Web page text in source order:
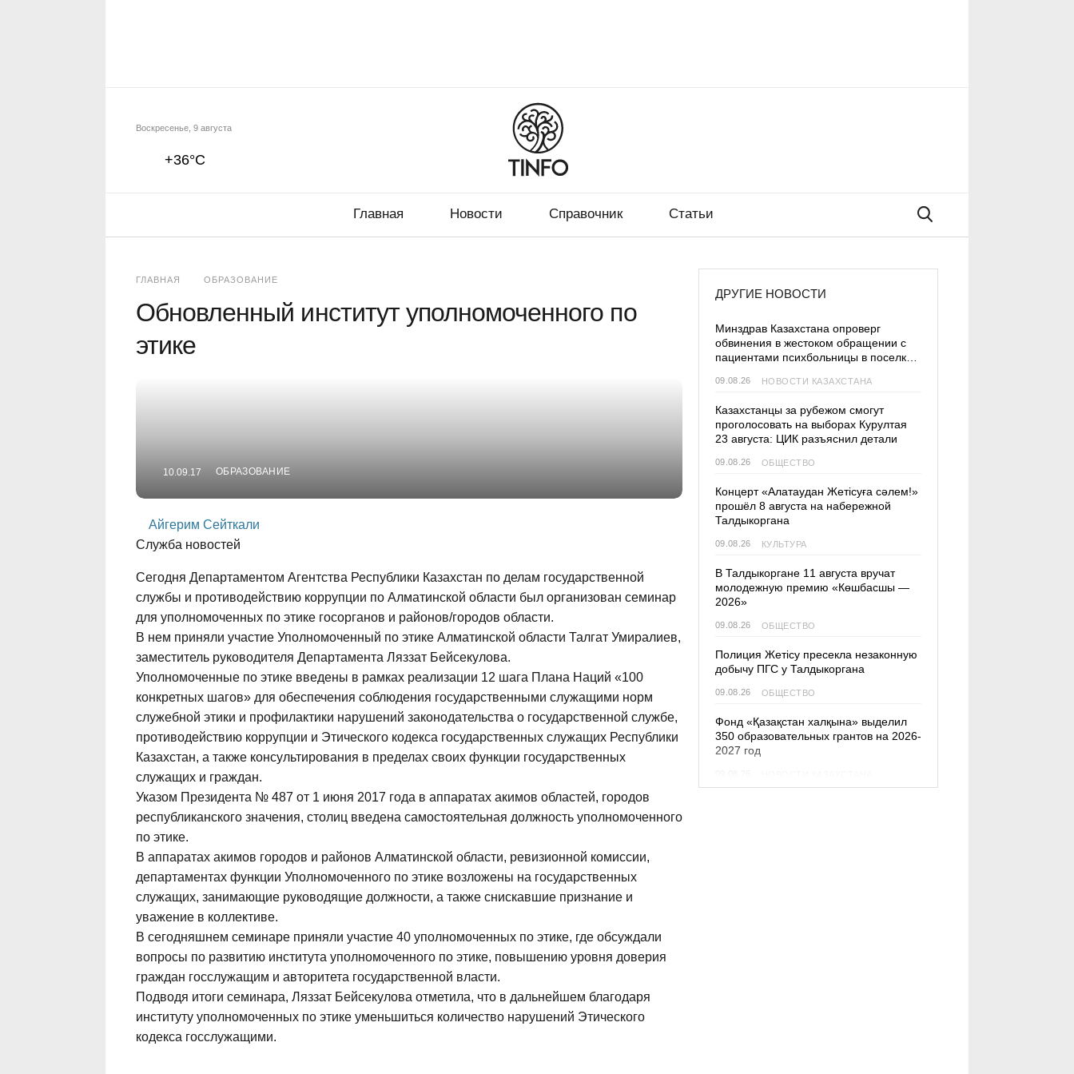
Главная Новости Справочник Статьи
+36°C
Воскресенье, 9 августа
ГЛАВНАЯ ОБРАЗОВАНИЕ
Обновленный институт уполномоченного по
этике
10.09.17 ОБРАЗОВАНИЕ
Айгерим Сейткали
Служба новостей
Сегодня Департаментом Агентства Республики Казахстан по делам государственной
службы и противодействию коррупции по Алматинской области был организован семинар
для уполномоченных по этике госорганов и районов/городов области.
В нем приняли участие Уполномоченный по этике Алматинской области Талгат Умиралиев,
заместитель руководителя Департамента Ляззат Бейсекулова.
Уполномоченные по этике введены в рамках реализации 12 шага Плана Наций «100
конкретных шагов» для обеспечения соблюдения государственными служащими норм
служебной этики и профилактики нарушений законодательства о государственной службе,
противодействию коррупции и Этического кодекса государственных служащих Республики
Казахстан, а также консультирования в пределах своих функции государственных
служащих и граждан.
Указом Президента № 487 от 1 июня 2017 года в аппаратах акимов областей, городов
республиканского значения, столиц введена самостоятельная должность уполномоченного
по этике.
В аппаратах акимов городов и районов Алматинской области, ревизионной комиссии,
департаментах функции Уполномоченного по этике возложены на государственных
служащих, занимающие руководящие должности, а также снискавшие признание и
уважение в коллективе.
В сегодняшнем семинаре приняли участие 40 уполномоченных по этике, где обсуждали
вопросы по развитию института уполномоченного по этике, повышению уровня доверия
граждан госслужащим и авторитета государственной власти.
Подводя итоги семинара, Ляззат Бейсекулова отметила, что в дальнейшем благодаря
институту уполномоченных по этике уменьшиться количество нарушений Этического
кодекса госслужащими.
ДРУГИЕ НОВОСТИ
Минздрав Казахстана опроверг
обвинения в жестоком обращении с
пациентами психбольницы в поселке
09.08.26 НОВОСТИ КАЗАХСТАНА
Казахстанцы за рубежом смогут
проголосовать на выборах Курултая
23 августа: ЦИК разъяснил детали
09.08.26 ОБЩЕСТВО
Концерт «Алатаудан Жетісуға сәлем!»
прошёл 8 августа на набережной
Талдыкоргана
09.08.26 КУЛЬТУРА
В Талдыкоргане 11 августа вручат
молодежную премию «Көшбасшы —
2026»
09.08.26 ОБЩЕСТВО
Полиция Жетісу пресекла незаконную
добычу ПГС у Талдыкоргана
09.08.26 ОБЩЕСТВО
Фонд «Қазақстан халқына» выделил
350 образовательных грантов на 2026-
2027 год